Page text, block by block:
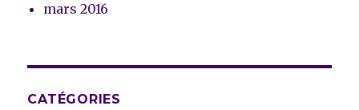
mars 2016
CATÉGORIES